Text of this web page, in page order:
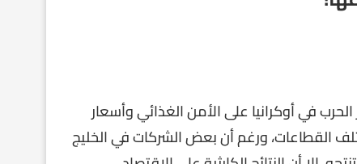
في أوكرانيا على الأمن الغذائي وأسعار
القطاعات، ورغم أن بعض الشركات في الخليج